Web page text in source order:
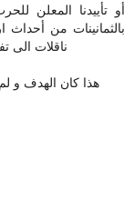
أو تأييدنا المعلن
بالثمانينات من
ناقلات الى
هذا كان الهدف و